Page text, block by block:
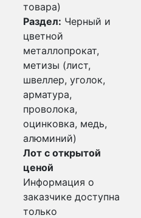
товара)
Раздел: Черный и
цветной
металлопрокат,
метизы (лист,
швеллер, уголок,
арматура,
проволока,
оцинковка, медь,
алюминий)
Лот с открытой
ценой
Информация о
заказчике доступна
только